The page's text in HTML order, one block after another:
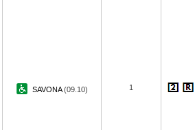
SAVONA(09.10) 1